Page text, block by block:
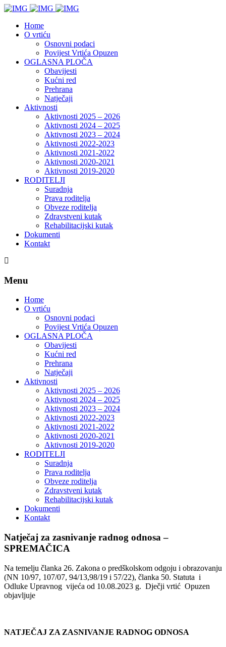
Home
O vrtiću
Osnovni podaci
Povijest Vrtića Opuzen
OGLASNA PLOČA
Obavijesti
Kućni red
Prehrana
Natječaji
Aktivnosti
Aktivnosti 2025 – 2026
Aktivnosti 2024 – 2025
Aktivnosti 2023 – 2024
Aktivnosti 2022-2023
Aktivnosti 2021-2022
Aktivnosti 2020-2021
Aktivnosti 2019-2020
RODITELJI
Suradnja
Prava roditelja
Obveze roditelja
Zdravstveni kutak
Rehabilitacijski kutak
Dokumenti
Kontakt
Menu
Home
O vrtiću
Osnovni podaci
Povijest Vrtića Opuzen
OGLASNA PLOČA
Obavijesti
Kućni red
Prehrana
Natječaji
Aktivnosti
Aktivnosti 2025 – 2026
Aktivnosti 2024 – 2025
Aktivnosti 2023 – 2024
Aktivnosti 2022-2023
Aktivnosti 2021-2022
Aktivnosti 2020-2021
Aktivnosti 2019-2020
RODITELJI
Suradnja
Prava roditelja
Obveze roditelja
Zdravstveni kutak
Rehabilitacijski kutak
Dokumenti
Kontakt
Natječaj za zasnivanje radnog odnosa –
SPREMAČICA
Na temelju članka 26. Zakona o predškolskom odgoju i obrazovanju
(NN 10/97, 107/07, 94/13,98/19 i 57/22), članka 50. Statuta i
Odluke Upravnog vijeća od 10.08.2023 g. Dječji vrtić Opuzen
objavljuje
NATJEČAJ ZA ZASNIVANJE RADNOG ODNOSA